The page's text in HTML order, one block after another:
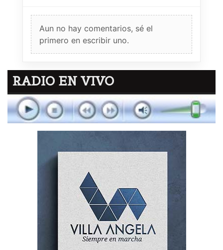
Aun no hay comentarios, sé el
primero en escribir uno.
RADIO EN VIVO